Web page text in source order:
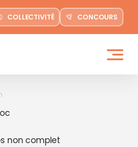
COLLECTIVITÉ CONCOURS
non complet